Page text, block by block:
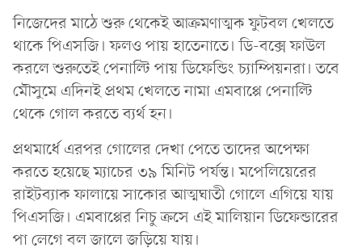
নিজেদের মাঠে শুরু থেকেই আক্রমণাত্মক ফুটবল খেলতে
থাকে পিএসজি। ফলও পায় হাতেনাতে। ডি-বক্সে ফাউল
করলে শুরুতেই পেনাল্টি পায় ডিফেন্ডিং চ্যাম্পিয়নরা। তবে
মৌসুমে এদিনই প্রথম খেলতে নামা এমবাপ্পে পেনাল্টি
থেকে গোল করতে ব্যর্থ হন।
প্রথমার্ধে এরপর গোলের দেখা পেতে তাদের অপেক্ষা
করতে হয়েছে ম্যাচের ৩৯ মিনিট পর্যন্ত। মপেলিয়েরের
রাইটব্যাক ফালায়ে সাকোর আত্মঘাতী গোলে এগিয়ে যায়
পিএসজি। এমবাপ্পের নিচু ক্রসে এই মালিয়ান ডিফেন্ডারের
পা লেগে বল জালে জড়িয়ে যায়।